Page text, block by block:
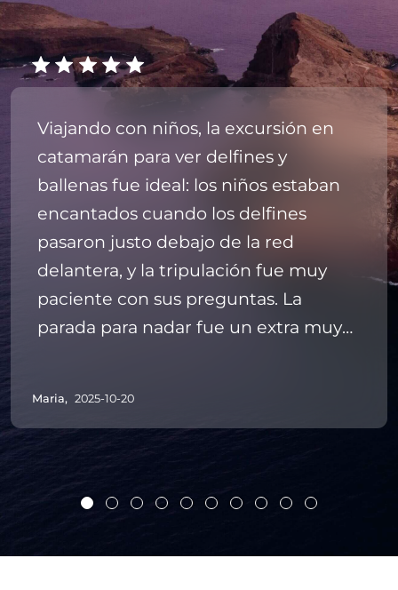
Viajando con niños, la excursión en
catamarán para ver delfines y
ballenas fue ideal: los niños estaban
encantados cuando los delfines
pasaron justo debajo de la red
delantera, y la tripulación fue muy
paciente con sus preguntas. La
parada para nadar fue un extra muy
Maria, 2025-10-20